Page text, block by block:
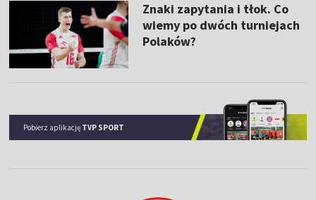
Znaki zapytania i tłok. Co
wiemy po dwóch turniejach
Polaków?
Pobierz aplikację TVP SPORT